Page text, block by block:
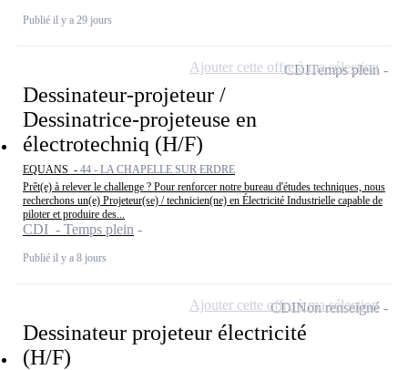
Publié il y a 29 jours
Dessinateur-projeteur /
Dessinatrice-projeteuse en
électrotechniq (H/F)
EQUANS - 44 - LA CHAPELLE SUR ERDRE
Prêt(e) à relever le challenge ? Pour renforcer notre bureau d'études techniques, nous
recherchons un(e) Projeteur(se) / technicien(ne) en Électricité Industrielle capable de
piloter et produire des...
CDI - Temps plein
Publié il y a 8 jours
CDITemps plein
Ajouter cette offre à ma sélection
Dessinateur projeteur électricité
(H/F)
CDINon renseigné
Ajouter cette offre à ma sélection